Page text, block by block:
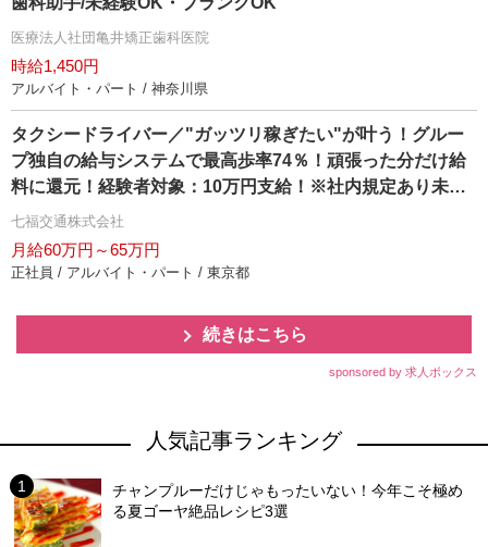
医療法人社団亀井矯正歯科医院
時給1,450円
アルバイト・パート / 神奈川県
タクシードライバー／"ガッツリ稼ぎたい"が叶う！グルー
プ独自の給与システムで最高歩率74％！頑張った分だけ給
料に還元！経験者対象：10万円支給！※社内規定あり未経
験者対象：6ヶ月間35万円の給料保障制度あり
七福交通株式会社
月給60万円～65万円
正社員 / アルバイト・パート / 東京都
続きはこちら
sponsored by 求人ボックス
人気記事ランキング
チャンプルーだけじゃもったいない！今年こそ極め
る夏ゴーヤ絶品レシピ3選